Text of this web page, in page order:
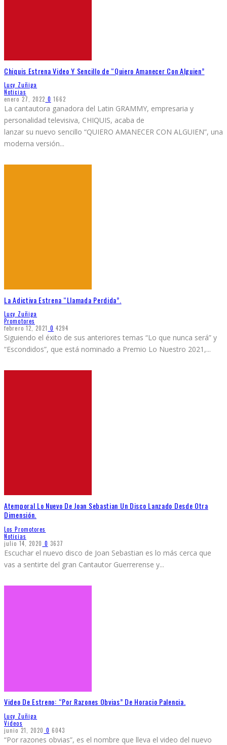
Chiquis Estrena Video Y Sencillo de “Quiero Amanecer Con Alguien”
Lucy Zuñiga
Noticias
enero 27, 2022 0 1662
La cantautora ganadora del Latin GRAMMY, empresaria y
personalidad televisiva, CHIQUIS, acaba de
lanzar su nuevo sencillo “QUIERO AMANECER CON ALGUIEN”, una
moderna versión...
La Adictiva Estrena “Llamada Perdida”.
Lucy Zuñiga
Promotores
febrero 12, 2021 0 4294
Siguiendo el éxito de sus anteriores temas “Lo que nunca será” y
“Escondidos”, que está nominado a Premio Lo Nuestro 2021,...
Atemporal Lo Nuevo De Joan Sebastian Un Disco Lanzado Desde Otra
Dimensión.
Los Promotores
Noticias
julio 14, 2020 0 3637
Escuchar el nuevo disco de Joan Sebastian es lo más cerca que
vas a sentirte del gran Cantautor Guerrerense y...
Video De Estreno: “Por Razones Obvias” De Horacio Palencia.
Lucy Zuñiga
Videos
junio 21, 2020 0 6043
“Por razones obvias”, es el nombre que lleva el video del nuevo